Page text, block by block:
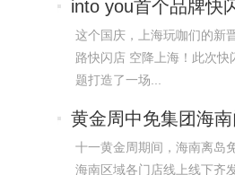
into you首个品牌快
新
这个国庆，上海玩咖们的新
路快闪店 空降上海！此次
题打造了一场...
黄金周中免集团海
国际
十一黄金周期间，海南离岛
海南区域各门店线上线下齐